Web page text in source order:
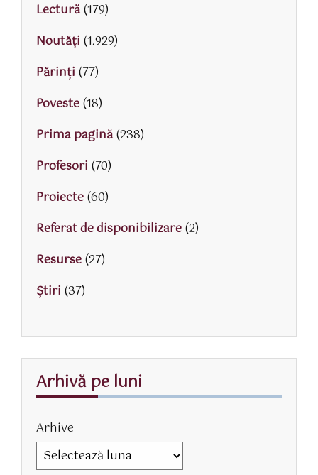
Lectură(179)
Noutăți (1.929)
Părinţi (77)
Poveste(18)
Prima pagină(238)
Profesori (70)
Proiecte(60)
Referat de disponibilizare(2)
Resurse(27)
Știri (37)
Arhivă pe luni
Arhive